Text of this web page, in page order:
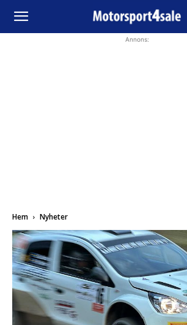
Annons:
Hem Nyheter